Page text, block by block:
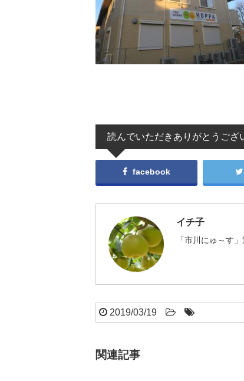
読んでいただきありがとうござ
facebook
イチ子
「市川にゅ～す
2019/03/19
関連記事